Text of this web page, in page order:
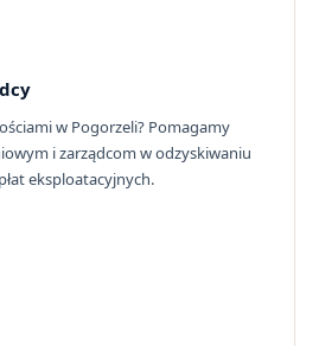
w Pogorzeli? Pomagamy
i zarządcom w odzyskiwaniu
eksploatacyjnych.